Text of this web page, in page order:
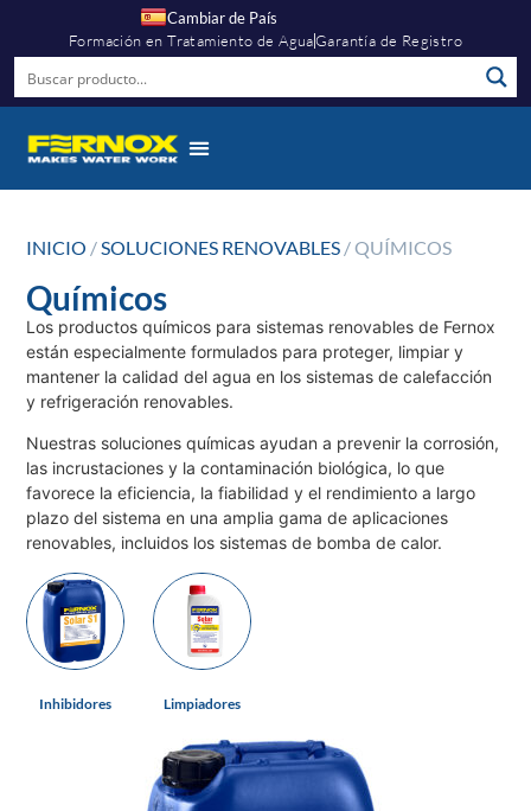
Cambiar de País
Formación en Tratamiento de AguaGarantía de Registro
INICIO / SOLUCIONES RENOVABLES / QUÍMICOS
Químicos
Los productos químicos para sistemas renovables de Fernox
están especialmente formulados para proteger, limpiar y
mantener la calidad del agua en los sistemas de calefacción
y refrigeración renovables.
Nuestras soluciones químicas ayudan a prevenir la corrosión,
las incrustaciones y la contaminación biológica, lo que
favorece la eficiencia, la fiabilidad y el rendimiento a largo
plazo del sistema en una amplia gama de aplicaciones
renovables, incluidos los sistemas de bomba de calor.
Inhibidores Limpiadores